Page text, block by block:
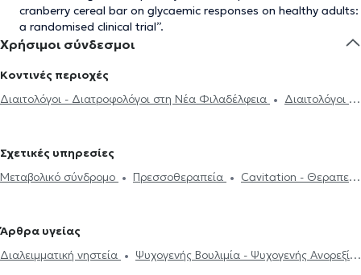
cranberry cereal bar on glycaemic responses on healthy adults:
a randomised clinical trial”.
Χρήσιμοι σύνδεσμοι
Κοντινές περιοχές
Διαιτολόγοι - Διατροφολόγοι στη Νέα Φιλαδέλφεια
Διαιτολόγοι -
Διαιτολόγοι - Διατροφολόγοι στη Μεταμόρφωση
Διατροφολόγοι στο Γαλάτσι
Διαιτολόγοι - Διατροφολόγοι στο
Διαιτολόγοι - Διατροφολόγοι στο Μαρούσι
Διαιτολόγοι - Διατροφολόγοι στα Κάτω Πατήσια
Διαιτολόγοι -
Σχετικές υπηρεσίες
Μεταβολικό σύνδρομο
Πρεσσοθεραπεία
Cavitation - Θεραπεία
Ψυχογενής Ανορεξία
Διατροφή για παιδιά
Αθλητική διατροφή
Online δίαιτα
Άρθρα υγείας
Διαλειμματική νηστεία
Ψυχογενής Βουλιμία - Ψυχογενής Ανορεξία